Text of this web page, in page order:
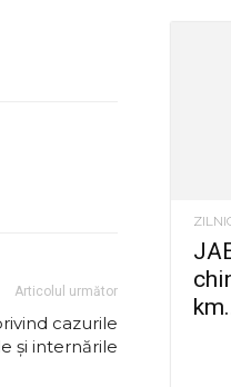
Articolul următor
cazurile
și internările